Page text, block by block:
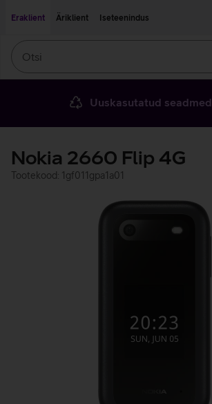
Eraklient
Äriklient Iseteenindus
Uuskasutatud seadmed
Nokia 2660 Flip 4G
Tootekood: 1gf011gpa1a01